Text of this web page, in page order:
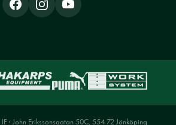
· John Erikssonsgatan 50C, 554 72 Jönköping